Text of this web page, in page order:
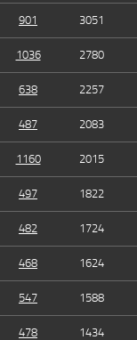
901 3051
1036 2780
638 2257
487 2083
1160 2015
497 1822
482 1724
468 1624
547 1588
478 1434